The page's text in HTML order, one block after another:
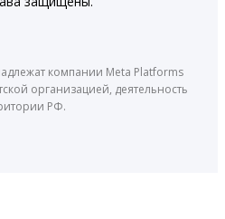
компании Meta Platforms
организацией, деятельность
РФ.